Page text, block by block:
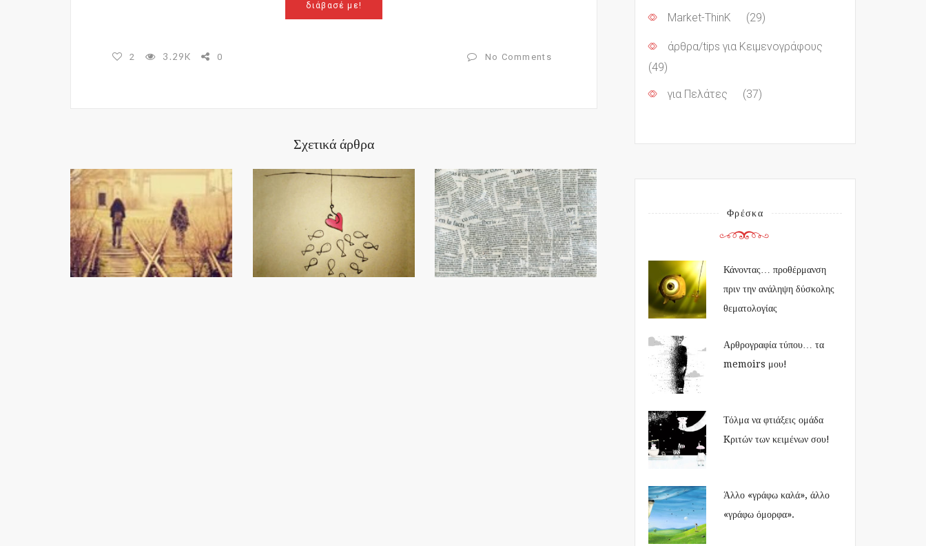
διάβασέ με!
2 3.29K 0 No Comments
Σχετικά άρθρα
Market-ThinK (29)
άρθρα/tips για Κειμενογράφους
(49)
για Πελάτες (37)
Φρέσκα
Κάνοντας… προθέρμανση
πριν την ανάληψη δύσκολης
θεματολογίας
Αρθρογραφία τύπου… τα
memoirs μου!
Τόλμα να φτιάξεις ομάδα
Kριτών των κειμένων σου!
Άλλο «γράφω καλά», άλλο
«γράφω όμορφα».